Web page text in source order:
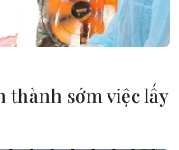
thành sớm việc lấy